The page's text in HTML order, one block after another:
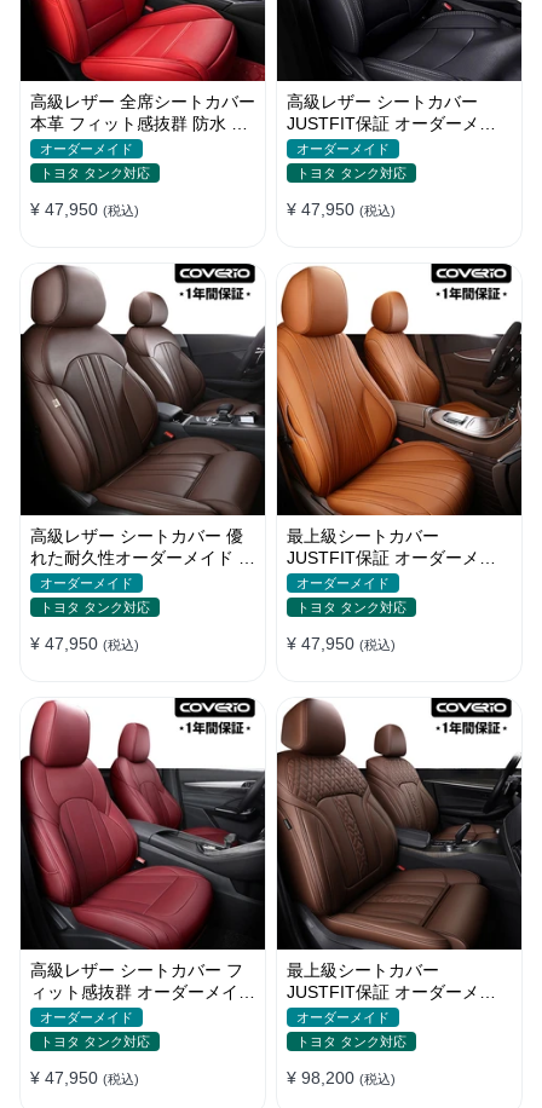
高級レザー 全席シートカバー
本革 フィット感抜群 防水 お
しゃれ 4色 オーダーメイド
オーダーメイド
トヨタ タンク対応
¥ 47,950 (税込)
高級レザー シートカバー
JUSTFIT保証 オーダーメイ
ド 取付簡単 通気防水 おしゃ
れ
オーダーメイド
トヨタ タンク対応
¥ 47,950 (税込)
高級レザー シートカバー 優
れた耐久性オーダーメイド フ
ィット感 防汚防水 おしゃれ
オーダーメイド
トヨタ タンク対応
¥ 47,950 (税込)
最上級シートカバー
JUSTFIT保証 オーダーメイ
ド 防水レザー 7色 おしゃれ
全席セット
オーダーメイド
トヨタ タンク対応
¥ 47,950 (税込)
高級レザー シートカバー フ
ィット感抜群 オーダーメイド
5色 防水 耐摩耗性 全席セッ
ト
オーダーメイド
トヨタ タンク対応
¥ 47,950 (税込)
最上級シートカバー
JUSTFIT保証 オーダーメイ
ド 防水レザー 通気性 おしゃ
れ 全席セット
オーダーメイド
トヨタ タンク対応
¥ 98,200 (税込)